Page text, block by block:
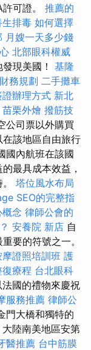
可證。 推薦的
生排毒 如何選擇
月嫂一天多少錢
北部眼科權威
現美國！ 基隆
務規劃 二手攤車
辦理方式 新北
苗栗外燴 撥筋技
公司票以外購買
該地區自由旅行
國內航班在該國
最具成本效益，
塔位風水布局
SEO的完整指
念 律師公會的
安養院 新店 自
要的符號之一。
摩證照培訓班 護
療程 台北眼科
國的禮物來慶祝
服務推薦 律師公
門大橋和獨特的
陸南美地區安第
醫推薦 台中筋膜